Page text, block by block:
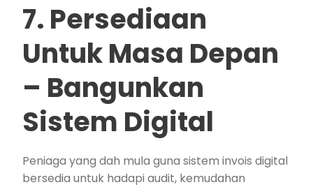
7. Persediaan
Untuk Masa Depan
– Bangunkan
Sistem Digital
Peniaga yang dah mula guna sistem invois digital
bersedia untuk hadapi audit, kemudahan